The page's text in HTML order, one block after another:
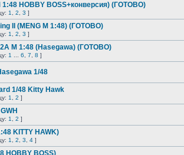
HOBBY BOSS+конверсия) (ГОТОВО)
1 2 3 ]
II (MENG M 1:48) (ГОТОВО)
1 2 3 ]
2A М 1:48 (Hasegawa) (ГОТОВО)
1 6 7 8 ]
1/48
1/48 Kitty Hawk
1 2 ]
1 2 ]
KITTY HAWK)
1 2 3 4 ]
HOBBY BOSS)